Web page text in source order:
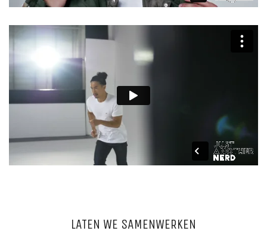
LATEN WE SAMENWERKEN